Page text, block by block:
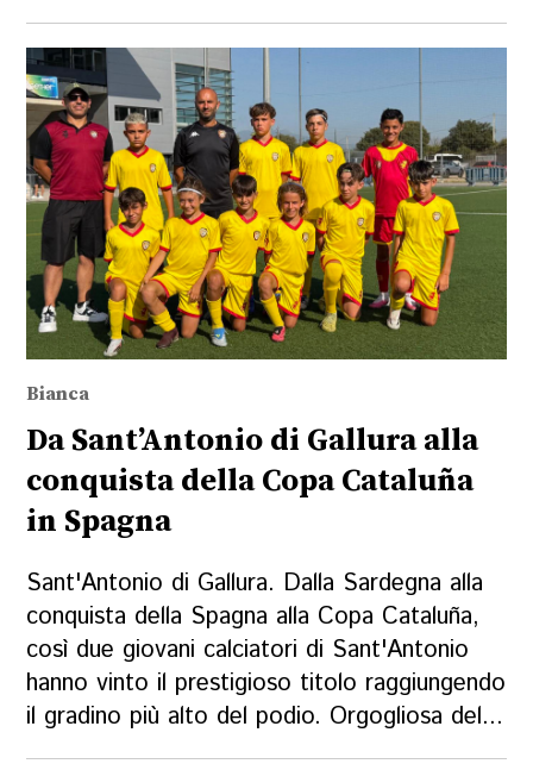
Bianca
Da Sant’Antonio di Gallura alla
conquista della Copa Cataluña
in Spagna
Sant'Antonio di Gallura. Dalla Sardegna alla
conquista della Spagna alla Copa Cataluña,
così due giovani calciatori di Sant'Antonio
hanno vinto il prestigioso titolo raggiungendo
il gradino più alto del podio. Orgogliosa del...